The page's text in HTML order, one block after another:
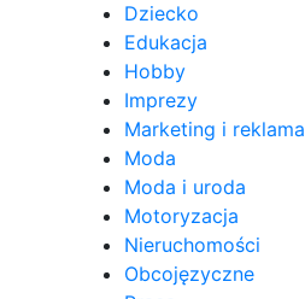
Dziecko
Edukacja
Hobby
Imprezy
Marketing i reklama
Moda
Moda i uroda
Motoryzacja
Nieruchomości
Obcojęzyczne